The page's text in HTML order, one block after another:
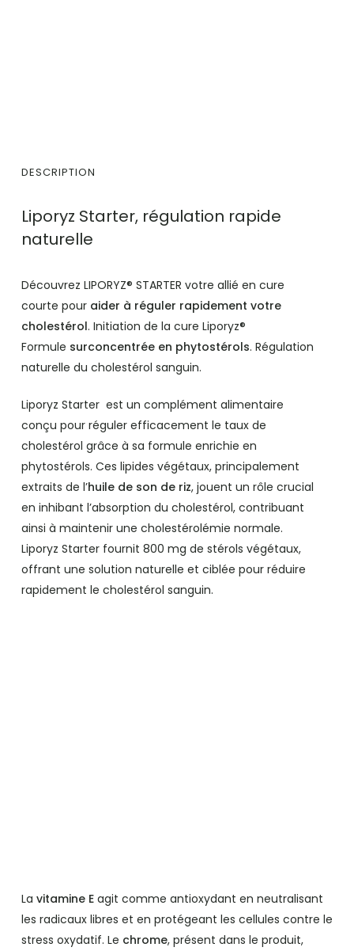
DESCRIPTION
Liporyz Starter, régulation rapide
naturelle
Découvrez LIPORYZ® STARTER votre allié en cure
courte pour aider à réguler rapidement votre
cholestérol. Initiation de la cure Liporyz®
Formule surconcentrée en phytostérols. Régulation
naturelle du cholestérol sanguin.
Liporyz Starter est un complément alimentaire
conçu pour réguler efficacement le taux de
cholestérol grâce à sa formule enrichie en
phytostérols. Ces lipides végétaux, principalement
extraits de l’huile de son de riz, jouent un rôle crucial
en inhibant l’absorption du cholestérol, contribuant
ainsi à maintenir une cholestérolémie normale.
Liporyz Starter fournit 800 mg de stérols végétaux,
offrant une solution naturelle et ciblée pour réduire
rapidement le cholestérol sanguin.
La vitamine Eagit comme antioxydant en neutralisant
les radicaux libres et en protégeant les cellules contre le
stress oxydatif. Le chrome, présent dans le produit,